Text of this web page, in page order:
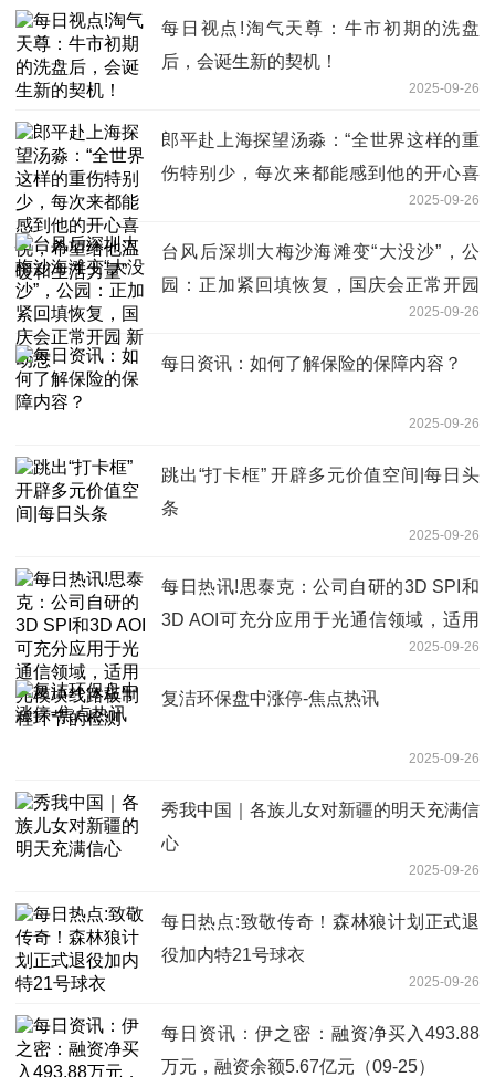
每日视点!淘气天尊：牛市初期的洗盘
后，会诞生新的契机！
2025-09-26
郎平赴上海探望汤淼：“全世界这样的重
伤特别少，每次来都能感到他的开心喜
2025-09-26
台风后深圳大梅沙海滩变“大没沙”，公
园：正加紧回填恢复，国庆会正常开园
2025-09-26
每日资讯：如何了解保险的保障内容？
2025-09-26
跳出“打卡框” 开辟多元价值空间|每日头
条
2025-09-26
每日热讯!思泰克：公司自研的3D SPI和
3D AOI可充分应用于光通信领域，适用
2025-09-26
复洁环保盘中涨停-焦点热讯
2025-09-26
秀我中国｜各族儿女对新疆的明天充满信
心
2025-09-26
每日热点:致敬传奇！森林狼计划正式退
役加内特21号球衣
2025-09-26
每日资讯：伊之密：融资净买入493.88
万元，融资余额5.67亿元（09-25）